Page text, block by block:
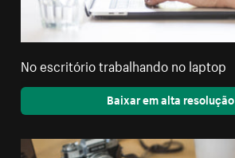
No escritório trabalhando no laptop
Baixar em alta resolução